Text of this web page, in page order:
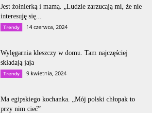
Jest żołnierką i mamą. „Ludzie zarzucają mi, że nie
interesuję się...
Trendy 14 czerwca, 2024
Wylęgarnia kleszczy w domu. Tam najczęściej
składają jaja
Trendy 9 kwietnia, 2024
Ma egipskiego kochanka. „Mój polski chłopak to
przy nim cieć”